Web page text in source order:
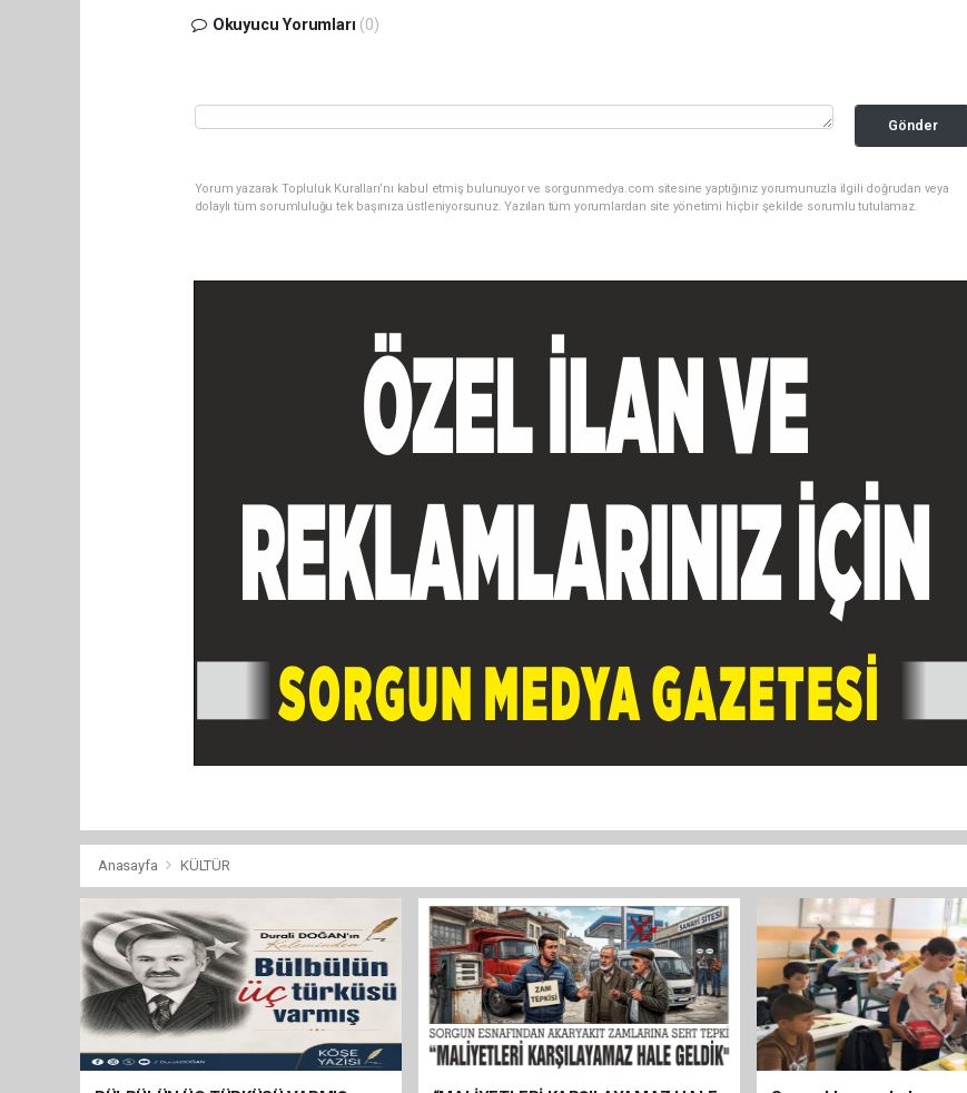
Okuyucu Yorumları (0)
Gönder
Yorum yazarak Topluluk Kuralları’nı kabul etmiş bulunuyor ve sorgunmedya.com sitesine yaptığınız yorumunuzla ilgili doğrudan veya
dolaylı tüm sorumluluğu tek başınıza üstleniyorsunuz. Yazılan tüm yorumlardan site yönetimi hiçbir şekilde sorumlu tutulamaz.
Anasayfa KÜLTÜR